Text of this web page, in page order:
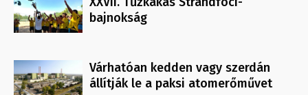
bajnokság
Várhatóan kedden vagy szerdán
állítják le a paksi atomerőművet